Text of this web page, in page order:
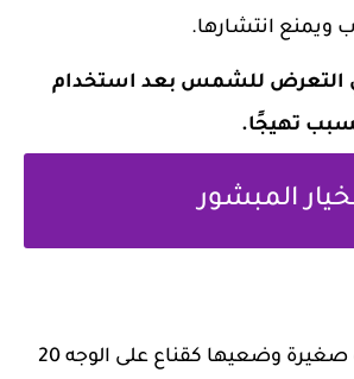
ويمنع انتشارها.
التعرض للشمس بعد استخدام
تهيجًا.
المبشور
ابشري خيارة صغيرة وضعيها كقناع على الوجه 20